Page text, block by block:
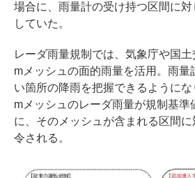
場合に、雨量計の受け持つ区間に
していた。
レーダ雨量規制では、気象庁や国
mメッシュの面的雨量を活用。雨量
い箇所の降雨を把握できるように
mメッシュのレーダ雨量が規制基準
に、そのメッシュが含まれる区間
令される。